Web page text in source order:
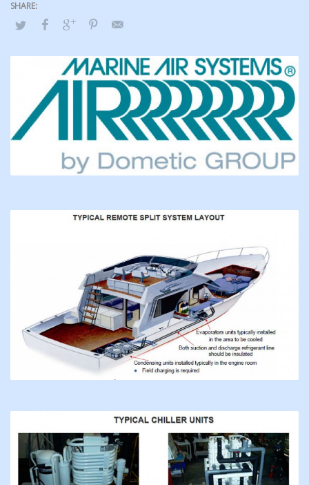
Skifte ut komponenter som må nye
Vi tar disse kontrollene for deg. Har servicevogn som kommer der